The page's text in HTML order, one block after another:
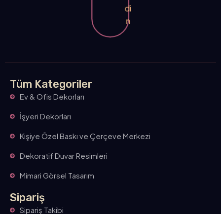
di
n
Tüm Kategoriler
Ev & Ofis Dekorları
İşyeri Dekorları
Kişiye Özel Baskı ve Çerçeve Merkezi
Dekoratif Duvar Resimleri
Mimari Görsel Tasarım
Sipariş
Sipariş Takibi